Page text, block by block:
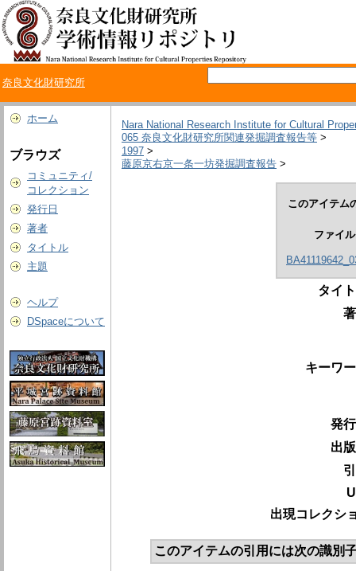
奈良文化財研究所
ホーム
ブラウズ
コミュニティ/
コレクション
発行日
著者
タイトル
主題
ヘルプ
DSpaceについて
Nara National Research Institute for Cultural
065 奈良文化財研究所関連発掘調査報告等 >
1997 >
藤原京右京一条一坊発掘調査報告 >
このアイテム
ファイル
タイ
キーワ
発
出
出現コレクシ
このアイテムの引用には次の識別